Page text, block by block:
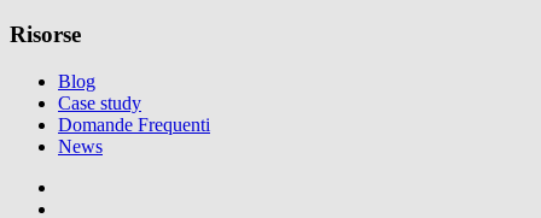
Risorse
Blog
Case study
Domande Frequenti
News